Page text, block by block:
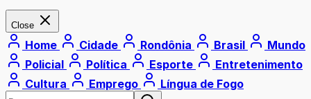
Close
Home Cidade Rondônia Brasil
Mundo
Policial
Política Esporte
Entretenimento
Cultura
Emprego Língua de Fogo